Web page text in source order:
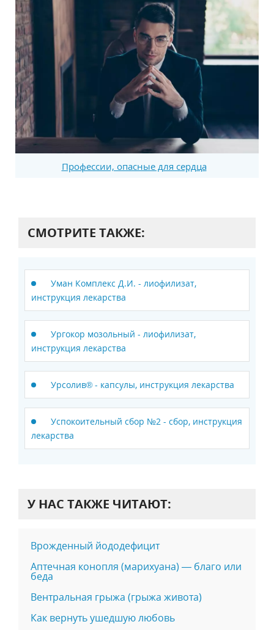
Профессии, опасные для сердца
СМОТРИТЕ ТАКЖЕ:
Уман Комплекс Д.И. - лиофилизат,
инструкция лекарства
Ургокор мозольный - лиофилизат,
инструкция лекарства
Урсолив® - капсулы, инструкция лекарства
Успокоительный сбор №2 - сбор, инструкция
лекарства
У НАС ТАКЖЕ ЧИТАЮТ:
Врожденный йододефицит
Аптечная конопля (марихуана) — благо или
беда
Вентральная грыжа (грыжа живота)
Как вернуть ушедшую любовь